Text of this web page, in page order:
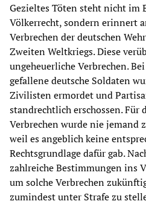
Gezieltes Töten steht nicht im
Völkerrecht, sondern erinnert
Verbrechen der deutschen
Zweiten Weltkriegs. Diese
ungeheuerliche Verbrechen.
gefallene deutsche Soldaten
Zivilisten ermordet und
standrechtlich erschossen. Für
Verbrechen wurde nie jemand
weil es angeblich keine
Rechtsgrundlage dafür gab.
zahlreiche Bestimmungen ins
um solche Verbrechen
zumindest unter Strafe zu